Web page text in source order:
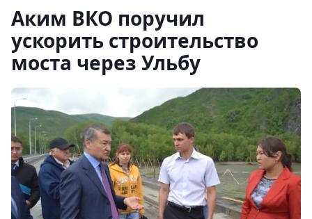
Аким ВКО поручил
ускорить строительство
моста через Ульбу